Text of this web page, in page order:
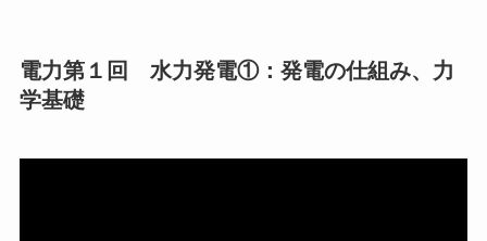
電力第１回 水力発電①：発電の仕組み、力
学基礎